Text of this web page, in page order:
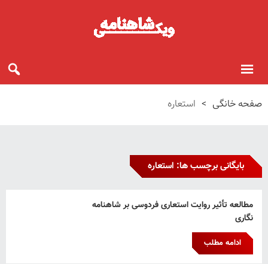
صفحه خانگی > استعاره
بایگانی برچسب ها: استعاره
مطالعه تأثیر روایت استعاری فردوسی بر شاهنامه
نگاری
ادامه مطلب